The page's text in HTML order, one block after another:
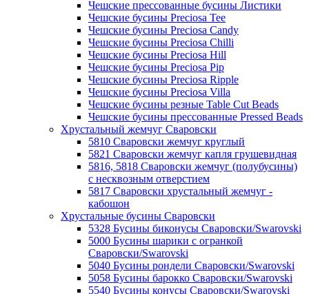
Чешские прессованные бусины Листики
Чешские бусины Preciosa Tee
Чешские бусины Preciosa Candy
Чешские бусины Preciosa Chilli
Чешские бусины Preciosa Hill
Чешские бусины Preciosa Pip
Чешские бусины Preciosa Ripple
Чешские бусины Preciosa Villa
Чешские бусины резные Table Cut Beads
Чешские бусины прессованные Pressed Beads
Хрустальный жемчуг Сваровски
5810 Сваровски жемчуг круглый
5821 Сваровски жемчуг капля грушевидная
5816, 5818 Сваровски жемчуг (полубусины)
с несквозным отверстием
5817 Сваровски хрустальный жемчуг -
кабошон
Хрустальные бусины Сваровски
5328 Бусины биконусы Сваровски/Swarovski
5000 Бусины шарики с огранкой
Сваровски/Swarovski
5040 Бусины рондели Сваровски/Swarovski
5058 Бусины барокко Сваровски/Swarovski
5540 Бусины конусы Сваровски/Swarovski